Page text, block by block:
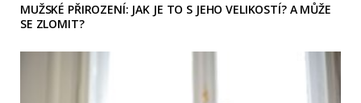
MUŽSKÉ PŘIROZENÍ: JAK JE TO S JEHO VELIKOSTÍ? A MŮŽE
SE ZLOMIT?